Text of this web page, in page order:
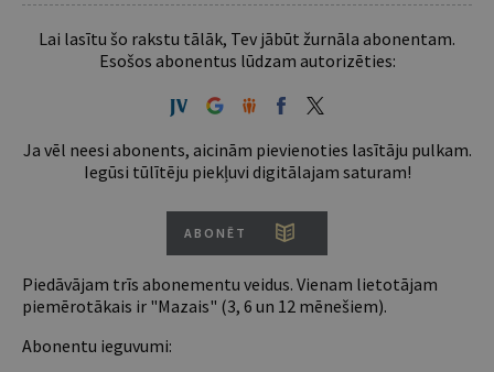
Lai lasītu šo rakstu tālāk, Tev jābūt žurnāla abonentam.
Esošos abonentus lūdzam autorizēties:
Ja vēl neesi abonents, aicinām pievienoties lasītāju pulkam.
Iegūsi tūlītēju piekļuvi digitālajam saturam!
ABONĒT
Piedāvājam trīs abonementu veidus. Vienam lietotājam
piemērotākais ir "Mazais" (3, 6 un 12 mēnešiem).
Abonentu ieguvumi: